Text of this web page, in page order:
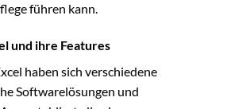
führen kann.
und ihre Features
haben sich verschiedene
Softwarelösungen und